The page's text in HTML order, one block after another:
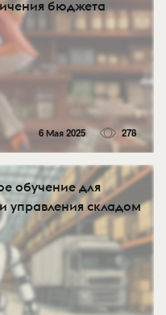
бюджета
6 Мая 2025 278
обучение для
управления складом